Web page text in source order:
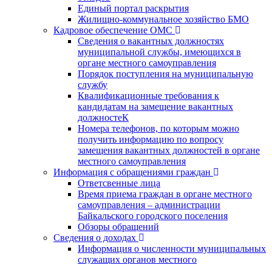
Единый портал раскрытия
Жилищно-коммунальное хозяйство БМО
Кадровое обеспечение ОМС
Сведения о вакантных должностях
муниципальной службы, имеющихся в
органе местного самоуправления
Порядок поступления на муниципальную
службу
Квалификационные требования к
кандидатам на замещение вакантных
должностеК
Номера телефонов, по которым можно
получить информацию по вопросу
замещения вакантных должностей в органе
местного самоуправления
Информация с обращениями граждан
Ответсвенные лица
Время приема граждан в органе местного
самоуправления – администрации
Байкальского городского поселения
Обзоры обращений
Сведения о доходах
Информация о численности муниципальных
служащих органов местного